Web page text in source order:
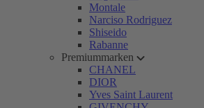
Montale
Narciso Rodriguez
Shiseido
Rabanne
Premiummarken
CHANEL
DIOR
Yves Saint Laurent